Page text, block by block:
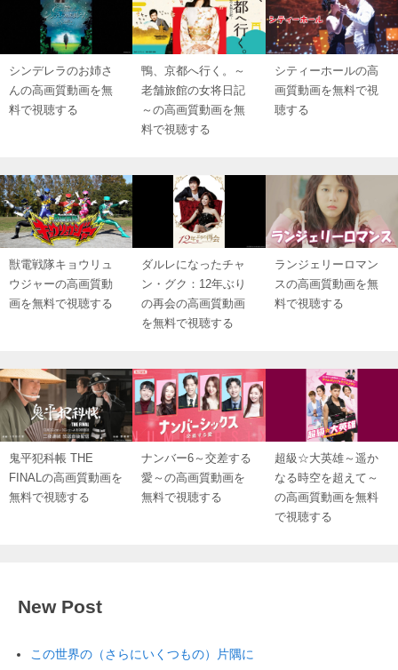
シンデレラのお姉さ
んの高画質動画を無
料で視聴する
鴨、京都へ行く。～
老舗旅館の女将日記
～の高画質動画を無
料で視聴する
シティーホールの高
画質動画を無料で視
聴する
獣電戦隊キョウリュ
ウジャーの高画質動
画を無料で視聴する
ダルレになったチャ
ン・グク：12年ぶり
の再会の高画質動画
を無料で視聴する
ランジェリーロマン
スの高画質動画を無
料で視聴する
鬼平犯科帳 THE
FINALの高画質動画を
無料で視聴する
ナンバー6～交差する
愛～の高画質動画を
無料で視聴する
超級☆大英雄～遥か
なる時空を超えて～
の高画質動画を無料
で視聴する
New Post
この世界の（さらにいくつもの）片隅に